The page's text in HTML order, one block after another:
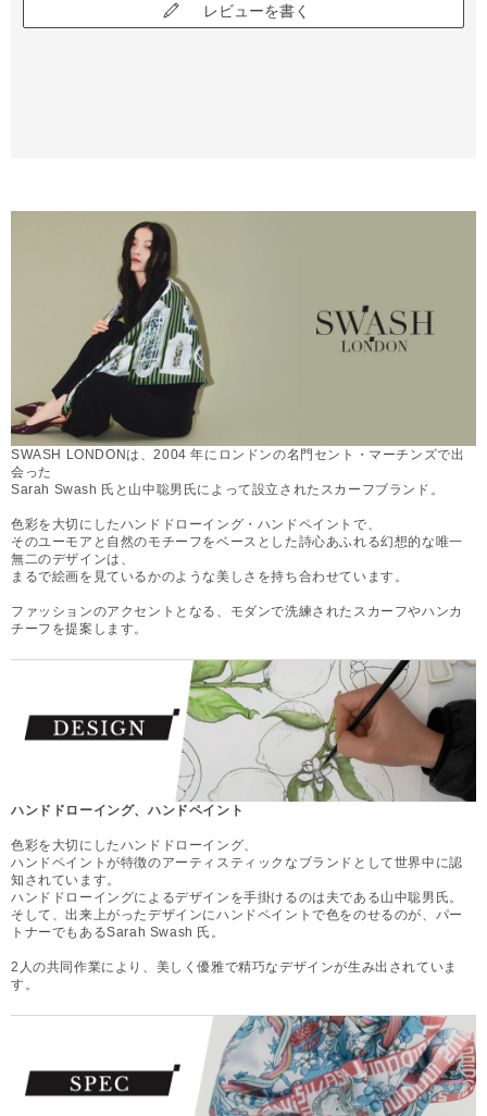
レビューを書く
SWASH LONDONは、2004 年にロンドンの名門セント・マーチンズで出
会った
Sarah Swash 氏と山中聡男氏によって設立されたスカーフブランド。
色彩を大切にしたハンドドローイング・ハンドペイントで、
そのユーモアと自然のモチーフをベースとした詩心あふれる幻想的な唯一
無二のデザインは、
まるで絵画を見ているかのような美しさを持ち合わせています。
ファッションのアクセントとなる、モダンで洗練されたスカーフやハンカ
チーフを提案します。
ハンドドローイング、ハンドペイント
色彩を大切にしたハンドドローイング、
ハンドペイントが特徴のアーティスティックなブランドとして世界中に認
知されています。
ハンドドローイングによるデザインを手掛けるのは夫である山中聡男氏。
そして、出来上がったデザインにハンドペイントで色をのせるのが、パー
トナーでもあるSarah Swash 氏。
2人の共同作業により、美しく優雅で精巧なデザインが生み出されていま
す。